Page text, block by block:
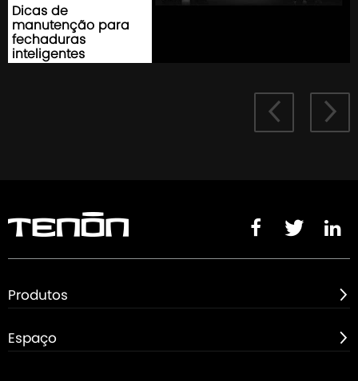
Dicas de
manutenção para
fechaduras
inteligentes
 
  
Produtos 
Espaço 